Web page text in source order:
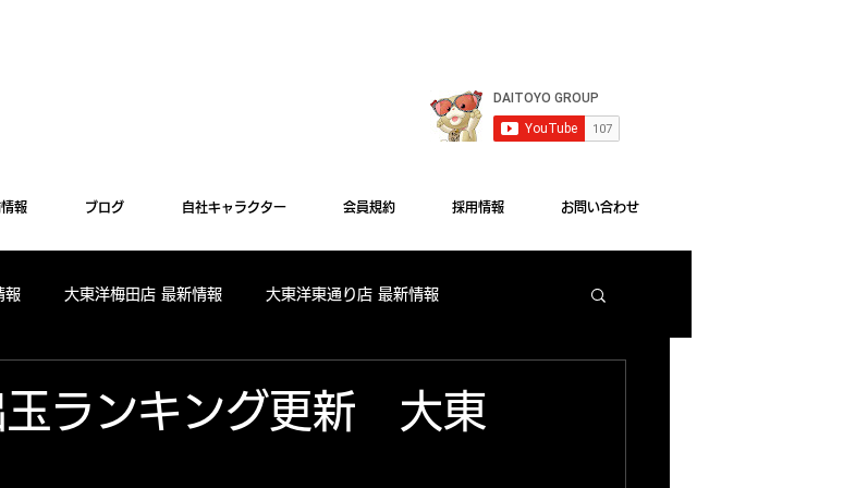
報 ブログ 自社キャラクター 会員規約 採用情報 お問い合わせ
報 大東洋梅田店 最新情報 大東洋東通り店 最新情報
ーン 出玉ランキング
ランキング更新 大東